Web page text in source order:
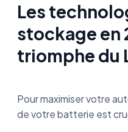
Les
stockage en
triomphe du
Pour maximiser votre
de votre batterie est